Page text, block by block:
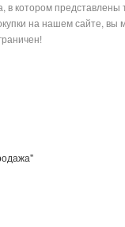
котором
на нашем сайте, вы